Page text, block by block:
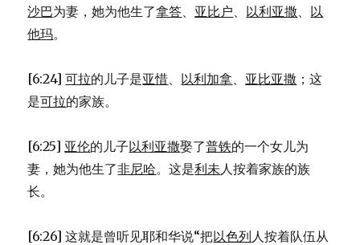
沙巴为妻，她为他生了拿答、 亚比户、 以利亚撒、 以
他玛。
[6:24]可拉的儿子是亚惜、 以利加拿、 亚比亚撒 ；这
是可拉的家族。
[6:25] 亚伦的儿子以利亚撒娶了普铁的一个女儿为
妻，她为他生了非尼哈。这是利未人按着家族的族
长。
[6:26] 这就是曾听见耶和华说“把以色列人按着队伍从